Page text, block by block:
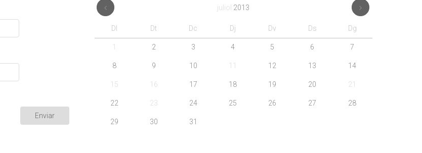
juliol 2013
Dl Dt Dc Dj Dv Ds Dg
1 2 3 4 5 6 7
8 9 10 11 12 13 14
15 16 17 18 19 20 21
22 23 24 25 26 27 28
29 30 31